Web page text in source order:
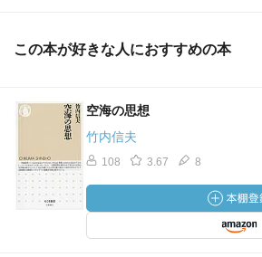
この本が好きな人におすすめの本
空海の思想
竹内信夫
108 3.67 8